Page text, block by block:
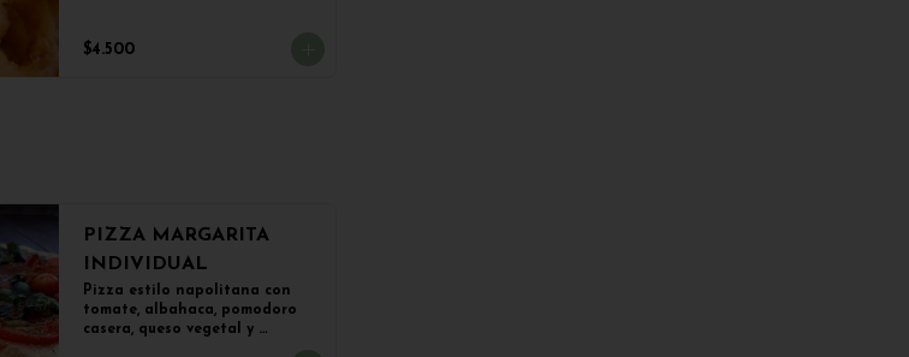
$4.500
PIZZA MARGARITA
INDIVIDUAL
Pizza estilo napolitana con
tomate, albahaca, pomodoro
casera, queso vegetal y